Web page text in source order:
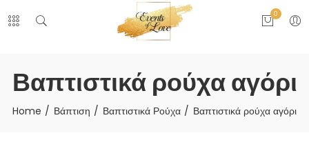
0
Βαπτιστικά ρούχα αγόρι
Home Βάπτιση Βαπτιστικά Ρούχα Βαπτιστικά ρούχα αγόρι